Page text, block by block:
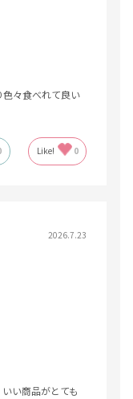
々食べれて良い
Like! 0
2026.7.23
い商品がとても